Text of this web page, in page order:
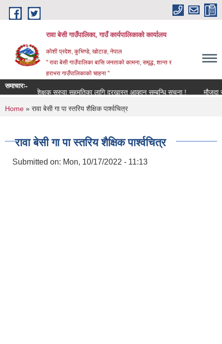
Skip to main content
रावा बेसी गाउँपालिका, गाउँ कार्यपालिकाको कार्यालय
कोशी प्रदेश, कुभिण्डे, खोटाङ, नेपाल
" रावा बेसी गाउँपालिका बासि जनताको कामना, समृद्ध, शान्त र
हराभरा गाउँपालिकाको चाहना "
समाचारः-
शिक्षक सरुवा सहमतिका लागि दरखास्त आव्हान सम्बन्धि सूचना !
मौजुदा
You are here
Home » रावा बेसी गा पा स्तरिय शैक्षिक पार्श्वचित्र
रावा बेसी गा पा स्तरिय शैक्षिक पार्श्वचित्र
Submitted on: Mon, 10/17/2022 - 11:13